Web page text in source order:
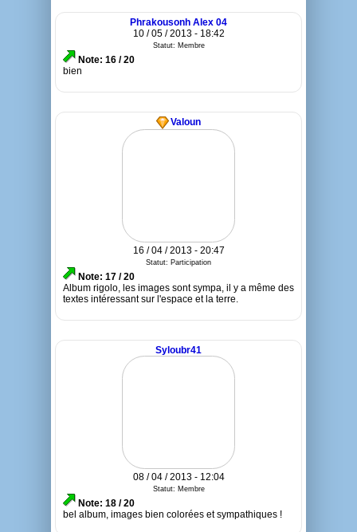
Phrakousonh Alex 04
10 / 05 / 2013 - 18:42
Statut: Membre
Note: 16 / 20
bien
Valoun
16 / 04 / 2013 - 20:47
Statut: Participation
Note: 17 / 20
Album rigolo, les images sont sympa, il y a même des
textes intéressant sur l'espace et la terre.
Syloubr41
08 / 04 / 2013 - 12:04
Statut: Membre
Note: 18 / 20
bel album, images bien colorées et sympathiques !